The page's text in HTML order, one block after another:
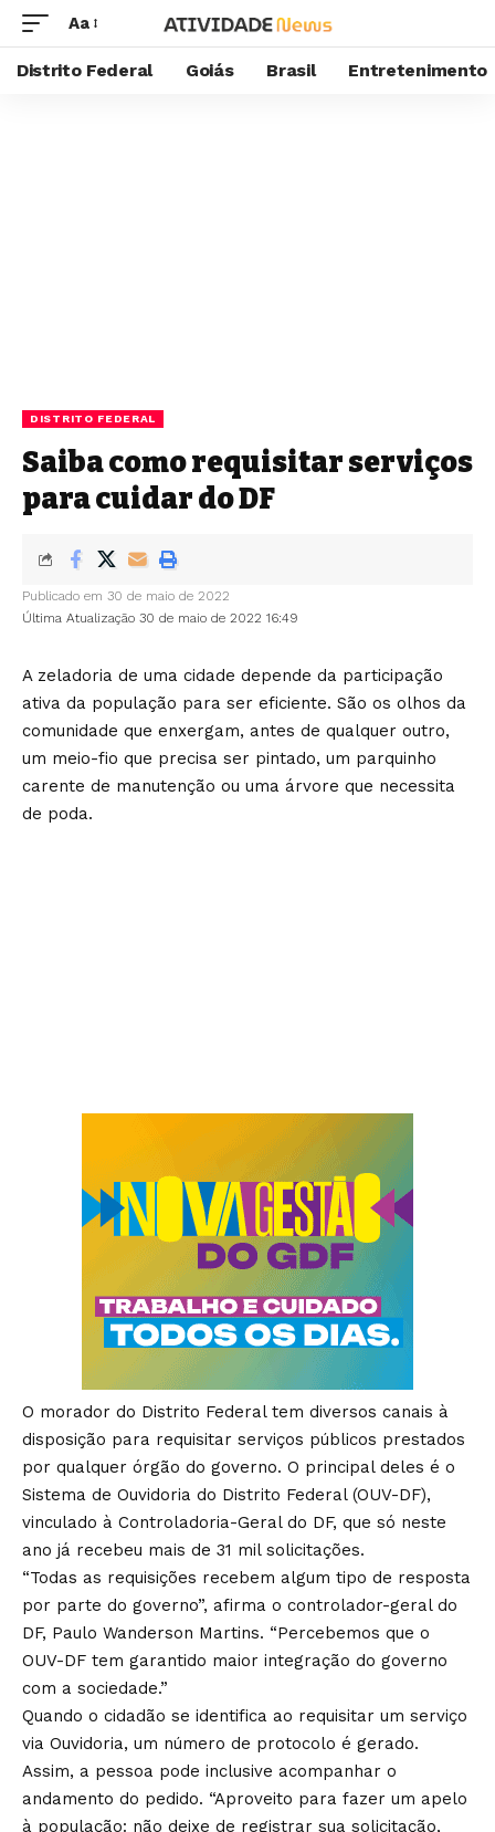
Aa
Distrito Federal Goiás Brasil Entretenimento
DISTRITO FEDERAL
Saiba como requisitar serviços
para cuidar do DF
Última Atualização 30 de maio de 2022 16:49
Publicado em 30 de maio de 2022
A zeladoria de uma cidade depende da participação
ativa da população para ser eficiente. São os olhos da
comunidade que enxergam, antes de qualquer outro,
um meio-fio que precisa ser pintado, um parquinho
carente de manutenção ou uma árvore que necessita
de poda.
O morador do Distrito Federal tem diversos canais à
disposição para requisitar serviços públicos prestados
por qualquer órgão do governo. O principal deles é o
Sistema de Ouvidoria do Distrito Federal (OUV-DF),
vinculado à Controladoria-Geral do DF, que só neste
ano já recebeu mais de 31 mil solicitações.
“Todas as requisições recebem algum tipo de resposta
por parte do governo”, afirma o controlador-geral do
DF, Paulo Wanderson Martins. “Percebemos que o
OUV-DF tem garantido maior integração do governo
com a sociedade.”
Quando o cidadão se identifica ao requisitar um serviço
via Ouvidoria, um número de protocolo é gerado.
Assim, a pessoa pode inclusive acompanhar o
andamento do pedido. “Aproveito para fazer um apelo
à população: não deixe de registrar sua solicitação,